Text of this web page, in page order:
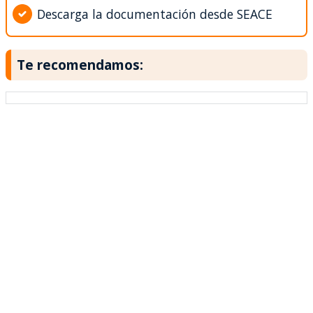
Descarga la documentación desde SEACE
Te recomendamos: